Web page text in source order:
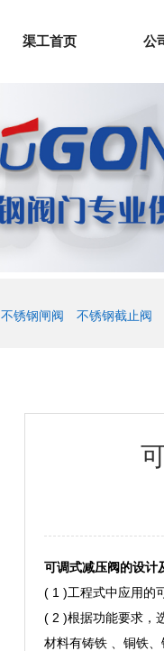
渠工首页 公
不锈钢闸阀 不锈钢截止阀
可调式减压阀的设计
( 1 )工程式中应用的
( 2 )根据功能要求，
材料有铸铁 、铜铁